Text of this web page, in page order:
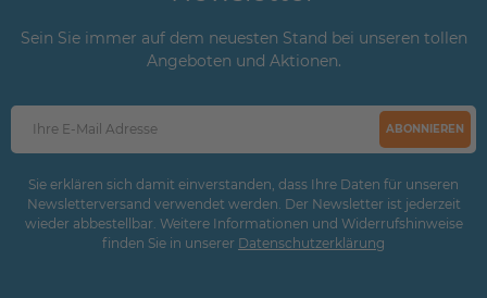
Sein Sie immer auf dem neuesten Stand bei unseren tollen
Angeboten und Aktionen.
ABONNIEREN
Sie erklären sich damit einverstanden, dass Ihre Daten für unseren
Newsletterversand verwendet werden. Der Newsletter ist jederzeit
wieder abbestellbar. Weitere Informationen und Widerrufshinweise
finden Sie in unserer Daten­schutz­erklärung